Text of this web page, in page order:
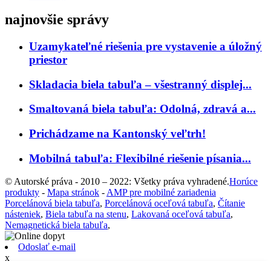
najnovšie správy
Uzamykateľné riešenia pre vystavenie a úložný
priestor
Skladacia biela tabuľa – všestranný displej...
Smaltovaná biela tabuľa: Odolná, zdravá a...
Prichádzame na Kantonský veľtrh!
Mobilná tabuľa: Flexibilné riešenie písania...
© Autorské práva - 2010 – 2022: Všetky práva vyhradené.Horúce
produkty - Mapa stránok -AMP pre mobilné zariadenia
Porcelánová biela tabuľa, Porcelánová oceľová tabuľa, Čítanie
násteniek, Biela tabuľa na stenu, Lakovaná oceľová tabuľa,
Nemagnetická biela tabuľa,
Odoslať e-mail
x